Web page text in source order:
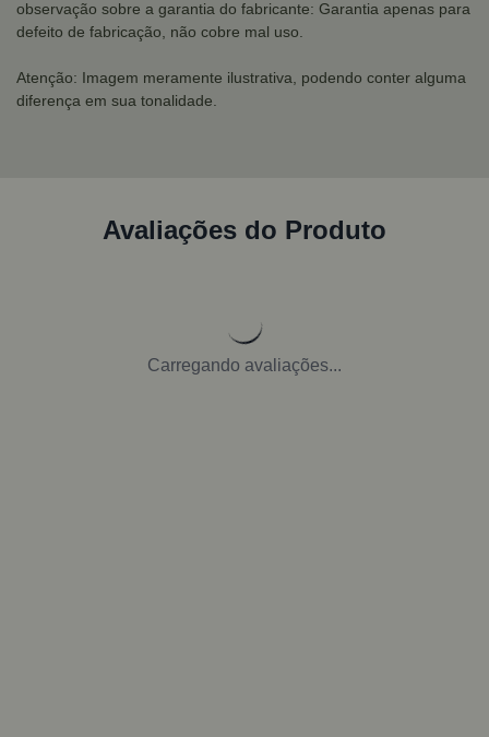
observação sobre a garantia do fabricante: Garantia apenas para
defeito de fabricação, não cobre mal uso.
Atenção: Imagem meramente ilustrativa, podendo conter alguma
diferença em sua tonalidade.
Avaliações do Produto
Carregando avaliações...